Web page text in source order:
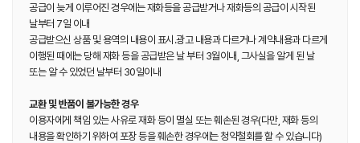
공급이 늦게 이루어진 경우에는 재화등을 공급받거나 재화등의 공급이 시작된
날부터 7일 이내
공급받으신 상품 및 용역의 내용이 표시.광고 내용과 다르거나 계약내용과 다르게
이행된 때에는 당해 재화 등을 공급받은 날 부터 3월이내, 그사실을 알게 된 날
또는 알 수 있었던 날부터 30일이내
교환 및 반품이 불가능한 경우
이용자에게 책임 있는 사유로 재화 등이 멸실 또는 훼손된 경우(다만, 재화 등의
내용을 확인하기 위하여 포장 등을 훼손한 경우에는 청약철회를 할 수 있습니다)